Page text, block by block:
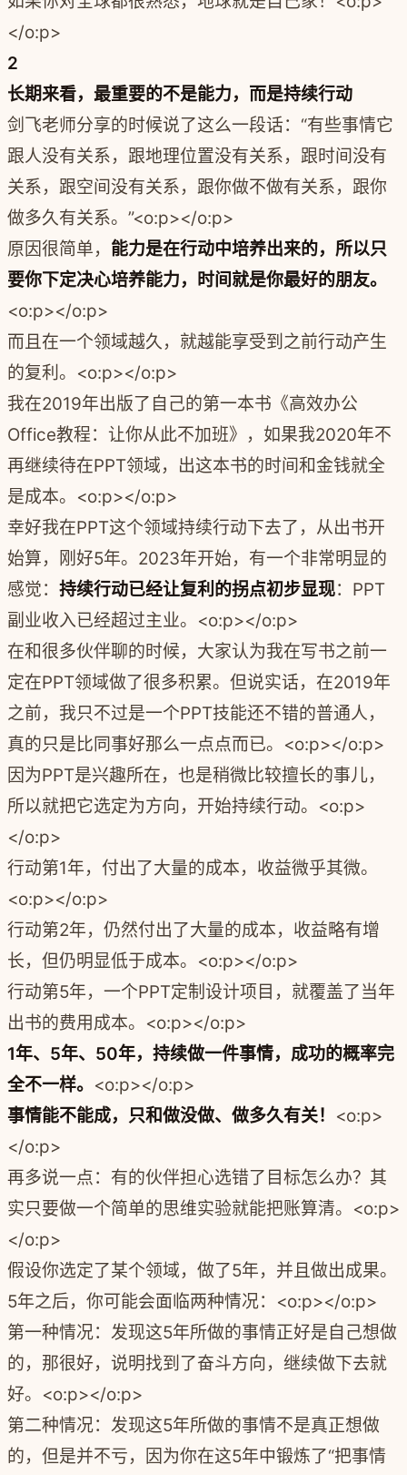
</o:p>
2
长期来看，最重要的不是能力，而是持续行动
剑飞老师分享的时候说了这么一段话：“有些事情它
跟人没有关系，跟地理位置没有关系，跟时间没有
关系，跟空间没有关系，跟你做不做有关系，跟你
做多久有关系。”<o:p></o:p>
原因很简单， 能力是在行动中培养出来的，所以只
要你下定决心培养能力，时间就是你最好的朋友。
<o:p></o:p>
而且在一个领域越久，就越能享受到之前行动产生
的复利。<o:p></o:p>
我在2019年出版了自己的第一本书《高效办公
Office教程：让你从此不加班》，如果我2020年不
再继续待在PPT领域，出这本书的时间和金钱就全
是成本。<o:p></o:p>
幸好我在PPT这个领域持续行动下去了，从出书开
始算，刚好5年。2023年开始，有一个非常明显的
感觉： 持续行动已经让复利的拐点初步显现：PPT
副业收入已经超过主业。<o:p></o:p>
在和很多伙伴聊的时候，大家认为我在写书之前一
定在PPT领域做了很多积累。但说实话，在2019年
之前，我只不过是一个PPT技能还不错的普通人，
真的只是比同事好那么一点点而已。<o:p></o:p>
因为PPT是兴趣所在，也是稍微比较擅长的事儿，
所以就把它选定为方向，开始持续行动。<o:p>
</o:p>
行动第1年，付出了大量的成本，收益微乎其微。
<o:p></o:p>
行动第2年，仍然付出了大量的成本，收益略有增
长，但仍明显低于成本。<o:p></o:p>
行动第5年，一个PPT定制设计项目，就覆盖了当年
出书的费用成本。<o:p></o:p>
1年、5年、50年，持续做一件事情，成功的概率完
全不一样。 <o:p></o:p>
事情能不能成，只和做没做、做多久有关！ <o:p>
</o:p>
再多说一点：有的伙伴担心选错了目标怎么办？其
实只要做一个简单的思维实验就能把账算清。<o:p>
</o:p>
假设你选定了某个领域，做了5年，并且做出成果。
5年之后，你可能会面临两种情况：<o:p></o:p>
第一种情况：发现这5年所做的事情正好是自己想做
的，那很好，说明找到了奋斗方向，继续做下去就
好。<o:p></o:p>
第二种情况：发现这5年所做的事情不是真正想做
的，但是并不亏，因为你在这5年中锻炼了“把事情